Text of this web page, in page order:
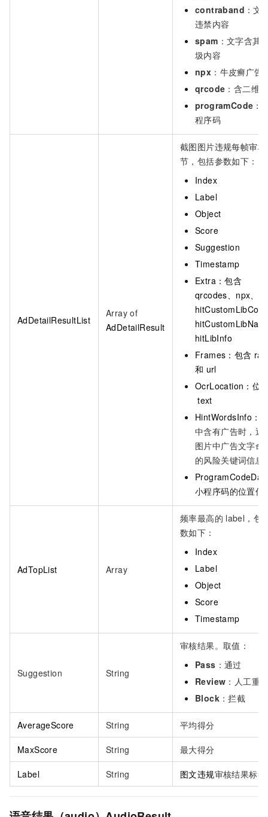
contraband ：文
违禁内容
spam ：文字含其
圾内容
npx ：牛皮癣广告
qrcode ：含二维码
programCode ：
程序码
AdDetailResultList
Array of
AdDetailResult
截图图片违规每帧审
节，包括参数如下：
Index
Label
Object
Score
Suggestion
Timestamp
Extra：包含
qrcodes、npx、
hitLibInfo
Frames：包含
和 url
OcrLocation：位
text
HintWordsInfo：
中含有广告时，返
图片中广告文字命
的风险关键词信息
小程序码的位置信
AdTopList Array
频率最高的 label，包
数如下：
Index
Label
Object
Score
Timestamp
Suggestion String
审核结果。取值：
Pass ：通过
Review ：人工重
Block ：拦截
AverageScore String 平均得分
MaxScore String 最大得分
Label String 图文违规审核结果标签